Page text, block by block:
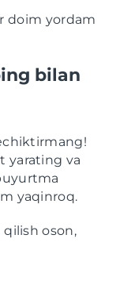
doim yordam
bilan
yarating va
yaqinroq.
oson,